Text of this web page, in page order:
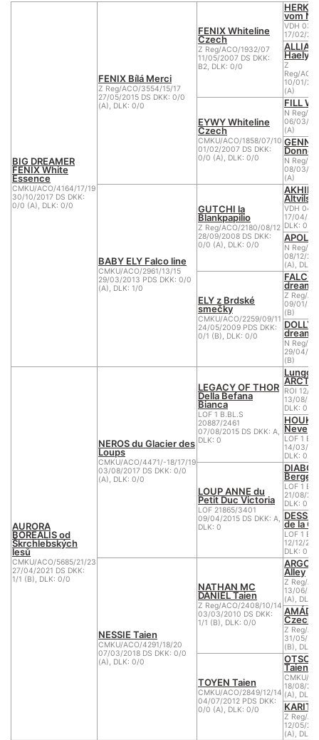
BIG DREAMER
FENIX White
Essence
CMKU/ACO/4164/17/19
30/10/2017 DS DKK:
0/0 (A), DLK: 0/0
FENIX Bílá Merci
Z Reg/ACO/3554/15/17
27/05/2015 DS DKK: 0/0
(A), DLK: 0/0
FENIX Whiteline
Czech
Z Reg/ACO/1932/07
11/05/2007 DS DKK:
B2, DLK: 0/0
vom
VDH 03/
17/02/
ALLIA-
Haely's
Z
Reg/
10/01/
(A)
EYWY Whiteline
Czech
CMKU/ACO/1858/07/10
01/02/2007 DS DKK:
0/0 (A), DLK: 0/0
FILL
N Reg/
06/03/
(A)
GENNY
N Reg/
08/03/
(A)
BABY ELY Falco line
CMKU/ACO/2961/13/15
29/03/2013 PDS DKK: 0/0
(A), DLK: 1/0
GUTCHI la
Blankpapilio
Z Reg/ACO/2180/08/12
28/09/2008 DS DKK:
0/0 (A), DLK: 0/0
VDH 04/
17/04/
DLK: 0
N Reg/
08/12/
(A), DLK:
ELY z Brdské
smečky
CMKU/ACO/2259/09/11
24/05/2009 PDS DKK:
0/1 (B), DLK: 0/0
FALCO
dream
Z Reg/
09/01/
(B)
DOLLY
dream
N Reg/
29/04/
(B)
AURORA
BOREALIS od
Škrchlebských
lesů
CMKU/ACO/5685/21/23
27/04/2021 DS DKK:
1/1 (B), DLK: 0/0
NEROS du Glacier des
Loups
CMKU/ACO/4471/-18/17/19
03/08/2017 DS DKK: 0/0
(A), DLK: 0/0
LEGACY OF THOR
Della Befana
Bianca
LOF 1 B.BL.S
20887/2461
07/08/2015 DS DKK: A,
DLK: 0
ROI 12/
13/08/
DLK: 0
Neve
LOF 1
14/03/
DLK: 0
LOUP ANNE du
Petit Duc Victoria
LOF 21865/3401
09/04/2015 DS DKK: A,
DLK: 0
Berger
LOF 1
21/08/
DLK: 0
de la
LOF 1
12/12/
DLK: 0
NESSIE Taien
CMKU/ACO/4291/18/20
07/03/2018 DS DKK: 0/0
(A), DLK: 0/0
NATHAN MC
DANIEL Taien
Z Reg/ACO/2408/10/14
03/03/2010 DS DKK:
1/1 (B), DLK: 0/0
ARGO
Alley
Z Reg/
13/06/
(A), DLK:
Czech
Z Reg/
31/05/
(B), DLK:
TOYEN Taien
CMKU/ACO/2849/12/14
04/07/2012 PDS DKK:
0/0 (A), DLK: 0/0
Taien
CMKU/
18/08/
(A), DLK:
Z Reg/
12/05/
(A), DLK: